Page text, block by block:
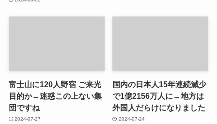
富士山に120人野宿 ご来光
目的か→迷惑この上ない集
団ですね
2024-07-27
国内の日本人15年連続減少
で1億2156万人に→地方は
外国人だらけになりました
2024-07-24